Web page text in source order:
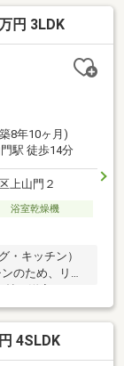
良好です。
なっており、
設けられてい
各居室に収納が
円 3LDK
8年10ヶ月)
駅 徒歩14分
上山門２
浴室乾燥機
・キッチン）
のため、リビ
にも個別の収
に設置され、
ん。・1階水回
っていて、ス
4SLDK